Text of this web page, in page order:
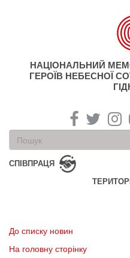
НАЦІОНАЛЬНИЙ
ГЕРОЇВ НЕБЕСНОЇ
Пошукова
форма
Пошук
СПІВПРАЦЯ
До списку новин
На головну сторінку